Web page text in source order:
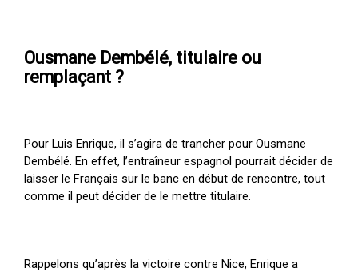
Ousmane Dembélé, titulaire ou
remplaçant ?
Pour Luis Enrique, il s’agira de trancher pour Ousmane
Dembélé. En effet, l’entraîneur espagnol pourrait décider de
laisser le Français sur le banc en début de rencontre, tout
comme il peut décider de le mettre titulaire.
Rappelons qu’après la victoire contre Nice, Enrique a